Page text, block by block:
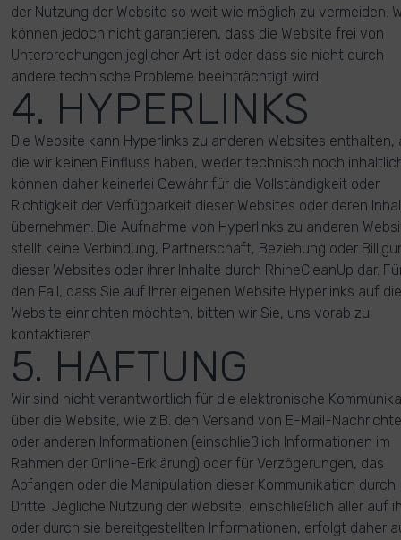
der Nutzung der Website so weit wie möglich zu vermeiden.
können jedoch nicht garantieren, dass die Website frei von
Unterbrechungen jeglicher Art ist oder dass sie nicht durch
andere technische Probleme beeinträchtigt wird.
4. HYPERLINKS
Die Website kann Hyperlinks zu anderen Websites enthalten,
die wir keinen Einfluss haben, weder technisch noch
können daher keinerlei Gewähr für die Vollständigkeit oder
Richtigkeit der Verfügbarkeit dieser Websites oder deren
übernehmen. Die Aufnahme von Hyperlinks zu anderen
stellt keine Verbindung, Partnerschaft, Beziehung oder
dieser Websites oder ihrer Inhalte durch RhineCleanUp dar.
den Fall, dass Sie auf Ihrer eigenen Website Hyperlinks auf die
Website einrichten möchten, bitten wir Sie, uns vorab zu
kontaktieren.
5. HAFTUNG
Wir sind nicht verantwortlich für die elektronische
über die Website, wie z.B. den Versand von E-Mail-
oder anderen Informationen (einschließlich Informationen im
Rahmen der Online-Erklärung) oder für Verzögerungen, das
Abfangen oder die Manipulation dieser Kommunikation durch
Dritte. Jegliche Nutzung der Website, einschließlich aller auf
oder durch sie bereitgestellten Informationen, erfolgt daher